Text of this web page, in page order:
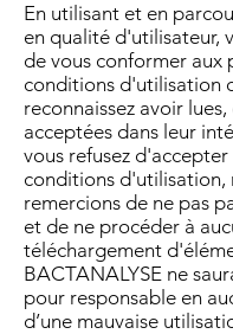
En utilisant et en
en qualité d'utilisateur,
de vous conformer aux
conditions d'utilisation
reconnaissez avoir
acceptées dans leur
vous refusez d'accepter
conditions d'utilisation,
remercions de ne pas
et de ne procéder à
téléchargement
BACTANALYSE ne
pour responsable en
d’une mauvaise